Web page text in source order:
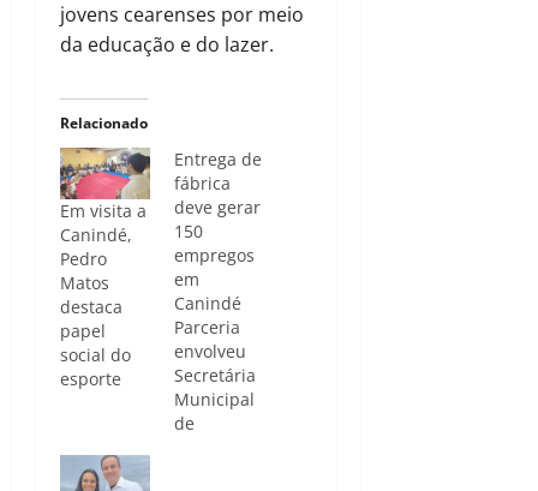
jovens cearenses por meio
da educação e do lazer.
Relacionado
Em visita a
Canindé,
Pedro
Matos
destaca
papel
social do
esporte
Entrega de
fábrica
deve gerar
150
empregos
em
Canindé
Parceria
envolveu
Secretária
Municipal
de